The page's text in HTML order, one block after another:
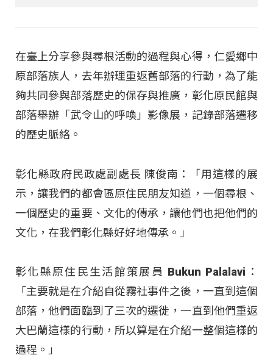
在臺上分享參與尋根活動的過程與心得，仁愛鄉中
原部落族人，去年辦理重返舊部落的行動，為了能
夠共同參與部落歷史的保存與推廣，彰化原民館與
部落舉辦「武令山的呼喚」影像展，記錄部落遷移
的歷史脈絡。
彰化縣政府民政處副處長 陳俊南：「用這樣的展
示，讓我們的都會區原住民朋友知道，一個尋根、
一個歷史的重要、文化的傳承，讓他們也把他們的
文化，在我們彰化縣好好地傳承。」
彰化縣原住民生活館策展員 Bukun Palalavi：
「主要就是在介紹自從霧社事件之後，一直到這個
部落，他們面臨到了三次的遷徙，一直到他們重返
大巴蘭這樣的行動，所以算是在介紹一整個這樣的
過程。」